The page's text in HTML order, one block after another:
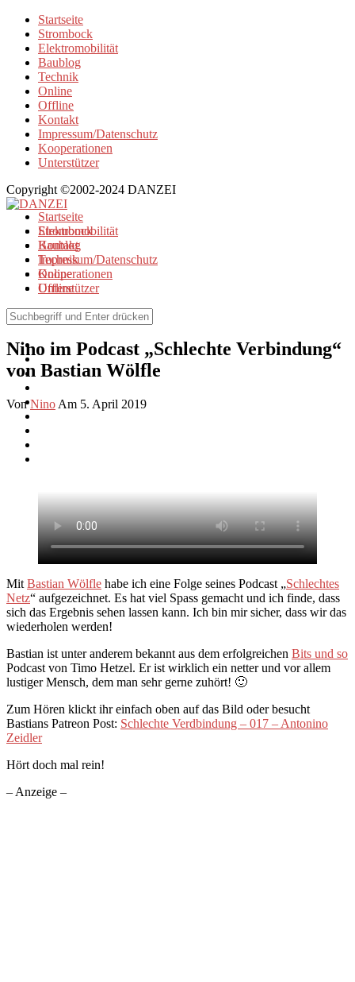
Startseite
Strombock
Elektromobilität
Baublog
Technik
Online
Offline
Kontakt
Impressum/Datenschutz
Kooperationen
Unterstützer
Copyright ©2002-2024 DANZEI
Startseite
Strombock
Kontakt
Impressum/Datenschutz
Kooperationen
Unterstützer
Elektromobilität
Baublog
Technik
Online
Offline
Elektromobilität/Online
Nino im Podcast „Schlechte Verbindung“
von Bastian Wölfle
VonNino Am 5. April 2019
Mit Bastian Wölfle habe ich eine Folge seines Podcast „Schlechtes
Netz“ aufgezeichnet. Es hat viel Spass gemacht und ich finde, dass
sich das Ergebnis sehen lassen kann. Ich bin mir sicher, dass wir das
wiederholen werden!
Bastian ist unter anderem bekannt aus dem erfolgreichen Bits und so
Podcast von Timo Hetzel. Er ist wirklich ein netter und vor allem
lustiger Mensch, dem man sehr gerne zuhört! 🙂
Zum Hören klickt ihr einfach oben auf das Bild oder besucht
Bastians Patreon Post: Schlechte Verdbindung – 017 – Antonino
Zeidler
Hört doch mal rein!
– Anzeige –